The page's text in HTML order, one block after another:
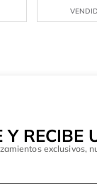
Y RECIBE
exclusivos,